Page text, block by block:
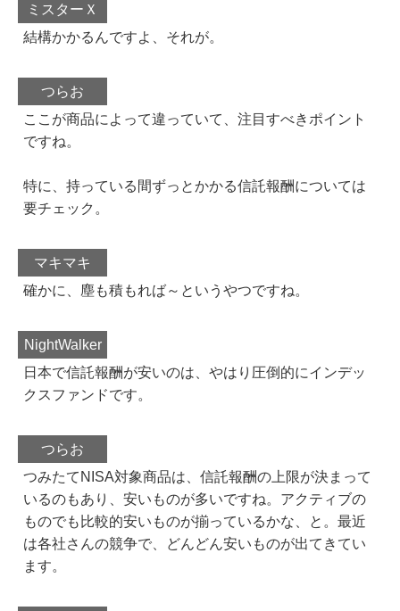
ミスターＸ
結構かかるんですよ、それが。
つらお
ここが商品によって違っていて、注目すべきポイント
ですね。
特に、持っている間ずっとかかる信託報酬については
要チェック。
マキマキ
確かに、塵も積もれば～というやつですね。
NightWalker
日本で信託報酬が安いのは、やはり圧倒的にインデッ
クスファンドです。
つらお
つみたてNISA対象商品は、信託報酬の上限が決まって
いるのもあり、安いものが多いですね。アクティブの
ものでも比較的安いものが揃っているかな、と。最近
は各社さんの競争で、どんどん安いものが出てきてい
ます。